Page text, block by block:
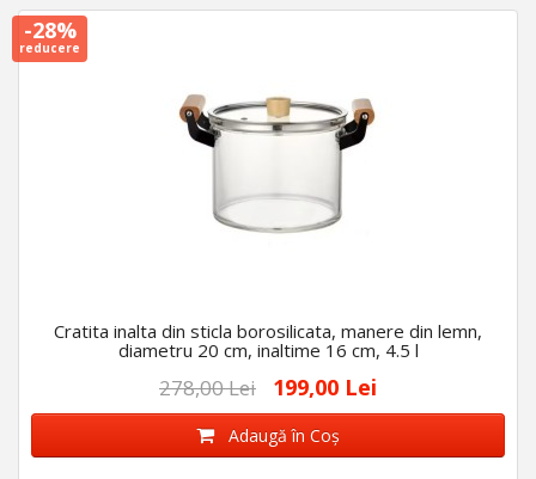
-28%
reducere
Cratita inalta din sticla borosilicata, manere din lemn,
diametru 20 cm, inaltime 16 cm, 4.5 l
278,00 Lei 199,00 Lei
Adaugă în Coş